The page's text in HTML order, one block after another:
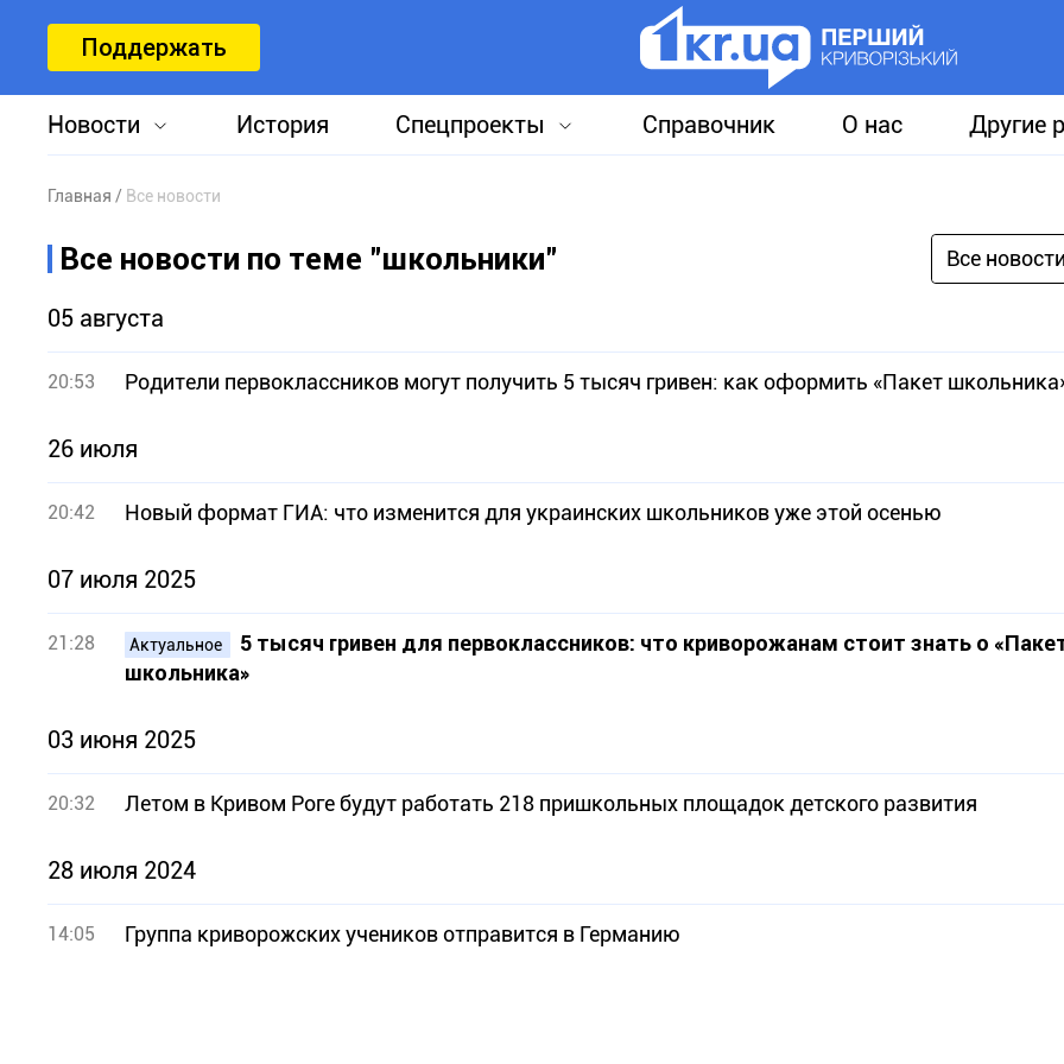
Поддержать
Новости История Спецпроекты Справочник О нас Другие
Главная Все новости
Все новости по теме "школьники" Все
05 августа
20:53 Родители первоклассников могут получить 5 тысяч гривен: как оформить «Пакет
26 июля
20:42 Новый формат ГИА: что изменится для украинских школьников уже этой осенью
07 июля 2025
21:28 Актуальное
5 тысяч гривен для первоклассников: что криворожанам стоит знать о
школьника»
03 июня 2025
20:32 Летом в Кривом Роге будут работать 218 пришкольных площадок детского развития
28 июля 2024
14:05 Группа криворожских учеников отправится в Германию